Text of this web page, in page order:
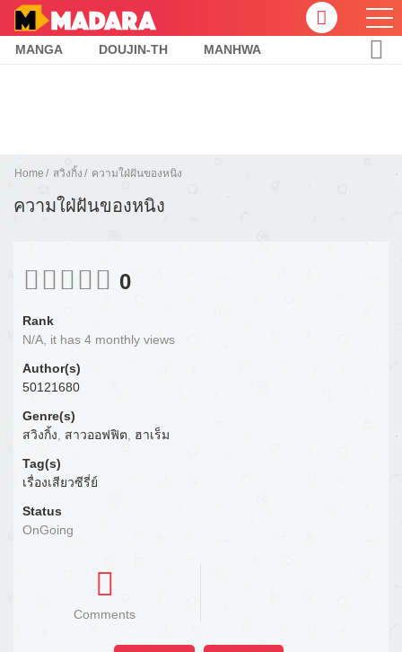
MANGA DOUJIN-TH MANHWA
Home สวิงกิ้ง ความใฝ่ฝันของหนิง
ความใฝ่ฝันของหนิง
0
Rank
N/A, it has 4 monthly views
Author(s)
50121680
Genre(s)
สวิงกิ้ง, สาวออฟฟิต, ฮาเร็ม
Tag(s)
เรื่องเสียวซีรี่ย์
Status
OnGoing
Comments